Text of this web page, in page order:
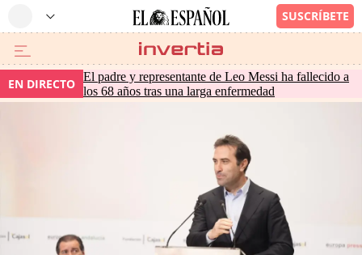
EN DIRECTO El padre y representante de Leo Messi ha fallecido a
los 68 años tras una larga enfermedad